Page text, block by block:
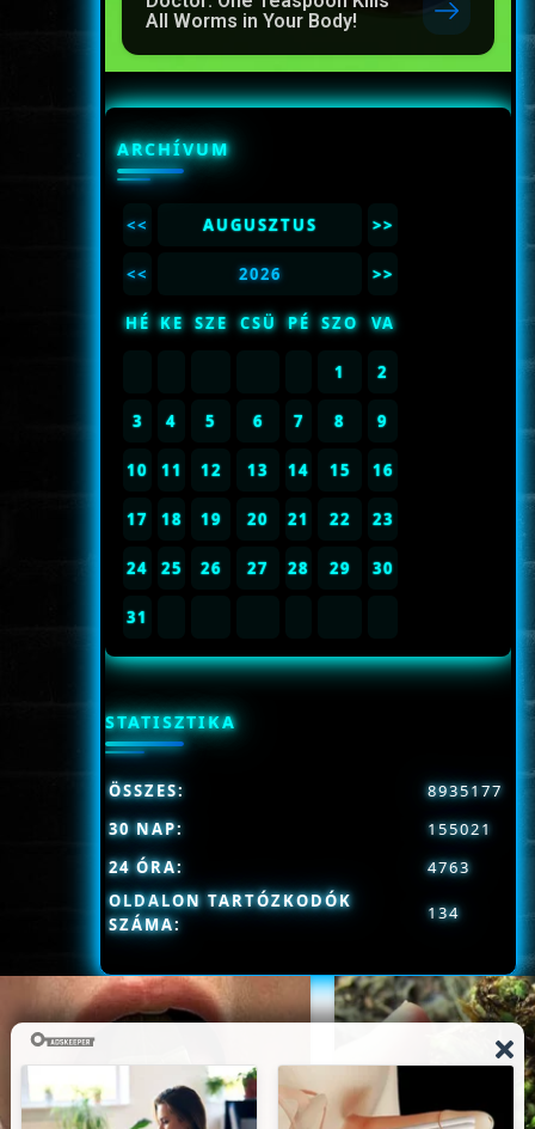
All Worms in Your Body!
ARCHÍVUM
<< AUGUSZTUS >>
<< 2026 >>
HÉ KE SZE CSÜ PÉ SZO VA
1 2
3 4 5 6 7 8 9
10 11 12 13 14 15 16
17 18 19 20 21 22 23
24 25 26 27 28 29 30
31
STATISZTIKA
OLDALON TARTÓZKODÓK
SZÁMA:
134
ÖSSZES:
8935177
30 NAP:
155021
24 ÓRA:
4763